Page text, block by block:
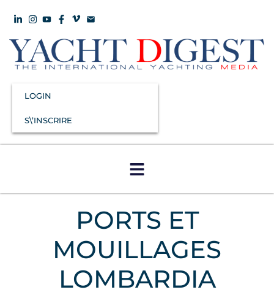
LOGIN
S\’INSCRIRE
PORTS ET
MOUILLAGES
LOMBARDIA